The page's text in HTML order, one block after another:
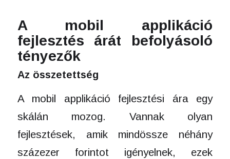
A mobil applikáció
fejlesztés árát befolyásoló
tényezők
Az összetettség
A mobil applikáció fejlesztési ára egy
skálán mozog. Vannak olyan
fejlesztések, amik mindössze néhány
százezer forintot igényelnek, ezek